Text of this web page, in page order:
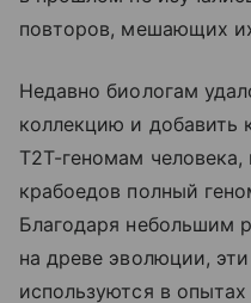
повторов, мешающих
Недавно биологам
коллекцию и
Т2Т-геномам
крабоедов полный
Благодаря небольшим
на древе эволюции,
используются в